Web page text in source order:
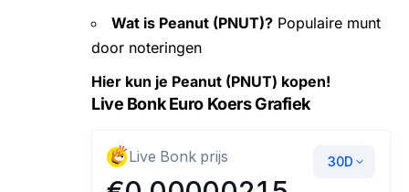
Wat is Peanut (PNUT)? Populaire munt
door noteringen
Hier kun je Peanut (PNUT) kopen!
Live Bonk Euro Koers Grafiek